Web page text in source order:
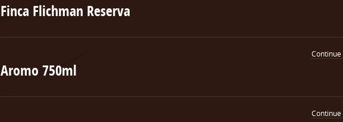
Finca Flichman Reserva
Continue
Aromo 750ml
Continue